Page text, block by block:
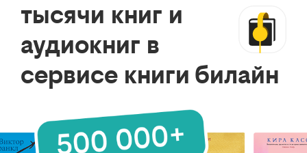
тысячи книг и
аудиокниг в
сервисе книги билайн